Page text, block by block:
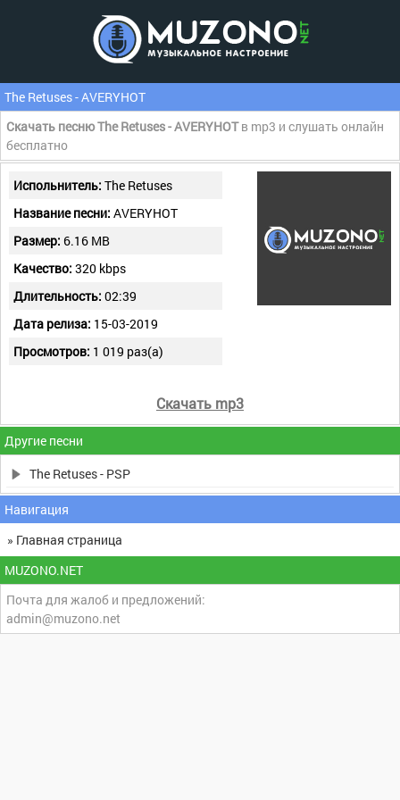
The Retuses - AVERYHOT
Скачать песню The Retuses - AVERYHOTв mp3 и слушать онлайн
бесплатно
Испольнитель: The Retuses
Название песни: AVERYHOT
Размер: 6.16 MB
Качество: 320 kbps
Длительность: 02:39
Дата релиза: 15-03-2019
Просмотров: 1 019 раз(а)
Скачать mp3
Другие песни
The Retuses - PSP
Навигация
» Главная страница
MUZONO.NET
Почта для жалоб и предложений:
admin@muzono.net